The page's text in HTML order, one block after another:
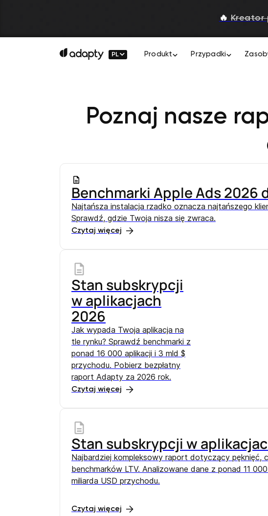
🔥 Kreator
PL Produkt Przypadki
Poznaj nasze
Benchmarki Apple Ads
Najtańsza instalacja rzadko oznacza najtańszego
Sprawdź, gdzie Twoja nisza się zwraca.
Czytaj więcej
Stan subskrypcji
w aplikacjach
2026
Jak wypada Twoja aplikacja na
tle rynku? Sprawdź benchmarki z
ponad 16 000 aplikacji i 3 mld $
przychodu. Pobierz bezpłatny
raport Adapty za 2026 rok.
Czytaj więcej
Stan subskrypcji w
Najbardziej kompleksowy raport dotyczący pęknięć,
benchmarków LTV. Analizowane dane z ponad 11 000
miliarda USD przychodu.
Czytaj więcej